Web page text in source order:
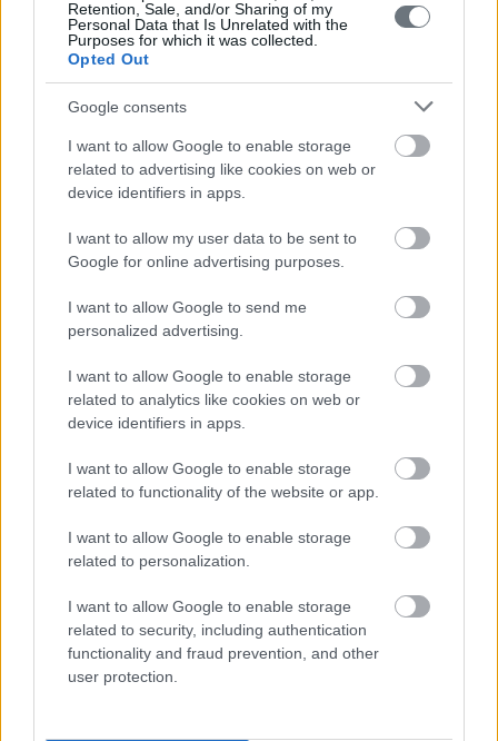
Retention, Sale, and/or Sharing of my
Personal Data that Is Unrelated with the
Purposes for which it was collected.
Opted Out
Google consents
I want to allow Google to enable storage
related to advertising like cookies on web or
device identifiers in apps.
I want to allow my user data to be sent to
Google for online advertising purposes.
I want to allow Google to send me
personalized advertising.
I want to allow Google to enable storage
related to analytics like cookies on web or
device identifiers in apps.
I want to allow Google to enable storage
related to functionality of the website or app.
I want to allow Google to enable storage
related to personalization.
I want to allow Google to enable storage
related to security, including authentication
functionality and fraud prevention, and other
user protection.
Επώνυμο*
*
Τηλέφωνο*
Μήνυμα*
Ημερομηνία που επιθυμείτε